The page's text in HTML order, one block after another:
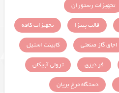
تجهیزات رستوران
قالب پیتزا
تجهیزات کافه
اجاق گاز صنعتی
کابینت استیل
فر دیزی
ترولی آبچکان
دستگاه مرغ بریان